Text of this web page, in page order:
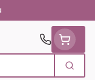
Zoek